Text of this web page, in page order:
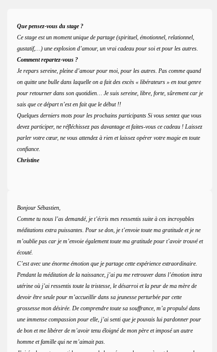
Que pensez-vous du stage ?
Ce stage est un moment unique de partage (spirituel, émotionnel, relationnel,
gustatif,…) une explosion d’amour, un vrai cadeau pour soi et pour les autres.
Comment repartez-vous ?
Je repars sereine, pleine d’amour pour moi, pour les autres. Pas comme quand
on quitte une bulle dans laquelle on a fait des excès « libérateurs » en tout genre
pour retourner dans son quotidien… Je suis sereine, libre, forte, sûrement car je
sais que ce départ n’est en fait que le début !!
Quelques derniers mots pour les prochains participants Si vous sentez que vous
devez participer, ne réfléchissez pas davantage et faites-vous ce cadeau ! Laissez
parler votre cœur, ne vous attendez à rien et laissez opérer votre magie en toute
confiance.
Christine
Bonjour Sébastien,
Comme tu nous l’as demandé, je t’écris mes ressentis suite à ces incroyables
méditations extra puissantes. Pour se don, je t’envoie toute ma gratitude et je ne
m’oublie pas car je m’envoie également toute ma gratitude pour t’avoir trouvé et
écouté.
C’est avec une énorme émotion que je partage cette expérience extraordinaire.
Pendant la méditation de la naissance, j’ai pu me retrouver dans l’émotion intra
utérine où j’ai ressentis toute la tristesse, le désarroi et la peur de ma mère de
devoir être seule pour m’accueillir dans sa jeunesse perturbée par cette
grossesse mon désirée. De comprendre toute sa souffrance, m’a propulsé dans
une immense compassion pour elle, j’ai senti que je pouvais lui pardonner pour
de bon et me libérer de m’avoir tenu éloigné de mon père et imposé un autre
homme et famille qui ne m’aimait pas.